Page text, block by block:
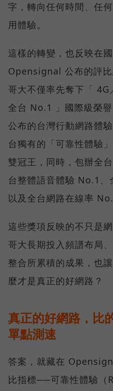
字，轉向任何時間、任
用體驗。
這樣的轉變，也反映在
Opensignal 公布的評
哥大不僅率先奪下「 4G
全台 No.1 」國際級榮
公布的台灣行動網路體
台獨有的「可靠性體驗
雙冠王，同時，包辦全
台整體語音體驗 No.1
以及全台網路在線率
這些獎項反映的不只是
哥大長期投入頻譜布局
整合所累積的成果，也
麼才是真正的好網路？
真正的好網路，比
單點測速
答案，就藏在
比指標──可靠性體驗